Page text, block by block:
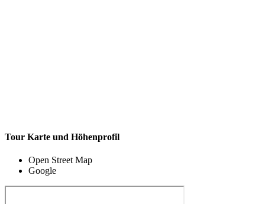
Tour Karte und Höhenprofil
Open Street Map
Google